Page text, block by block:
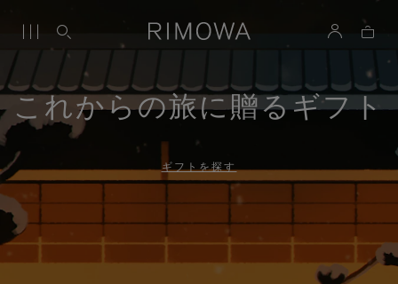
これからの旅に贈るギフト
ギフトを探す